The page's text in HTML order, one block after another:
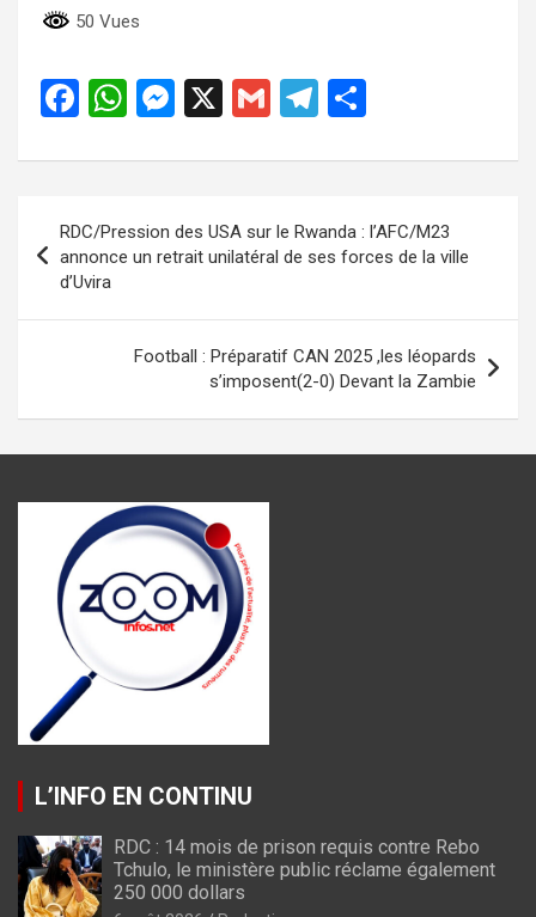
50 Vues
F
ce
b
o
o
k
W
at
A
p
M
se
n
g
X
G
ail
T
e
gr
a
ta
g
er
de
l’article
RDC/Pression des USA sur le Rwanda : l’AFC/M23
annonce un retrait unilatéral de ses forces de la ville
d’Uvira
Football : Préparatif CAN 2025 ,les léopards
s’imposent(2-0) Devant la Zambie
L’INFO EN CONTINU
RDC : 14 mois de prison requis contre Rebo
Tchulo, le ministère public réclame également
250 000 dollars